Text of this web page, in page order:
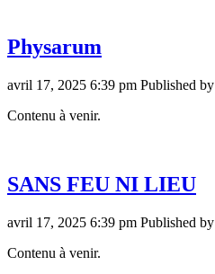
Physarum
avril 17, 2025 6:39 pm Published by
Contenu à venir.
SANS FEU NI LIEU
avril 17, 2025 6:39 pm Published by
Contenu à venir.